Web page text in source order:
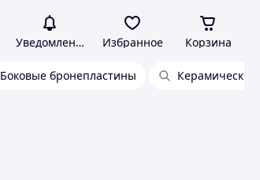
Уведомления Избранное Корзина
Боковые бронепластины